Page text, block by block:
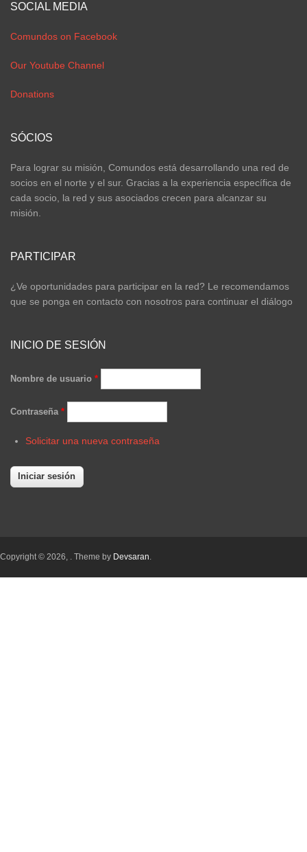
SOCIAL MEDIA
Comundos on Facebook
Our Youtube Channel
Donations
SÓCIOS
Para lograr su misión, Comundos está desarrollando una red de
socios en el norte y el sur. Gracias a la experiencia específica de
cada socio, la red y sus asociados crecen para alcanzar su
misión.
PARTICIPAR
¿Ve oportunidades para participar en la red? Le recomendamos
que se ponga en contacto con nosotros para continuar el diálogo
INICIO DE SESIÓN
Nombre de usuario *
Contraseña *
Solicitar una nueva contraseña
Copyright © 2026, . Theme by Devsaran.